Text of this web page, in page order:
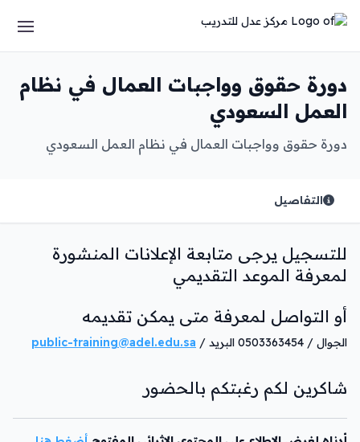
دورة حقوق وواجبات العمال في نظام
العمل السعودي
دورة حقوق وواجبات العمال في نظام العمل السعودي
التفاصيل
للتسجيل يرجى متابعة الإعلانات المنشورة
لمعرفة الموعد التقديمي
أو التواصل لمعرفة متى يمكن تقديمه
الجوال / 0503363454 البريد / public-training@adel.edu.sa
شاكرين لكم رغبتكم بالحضور